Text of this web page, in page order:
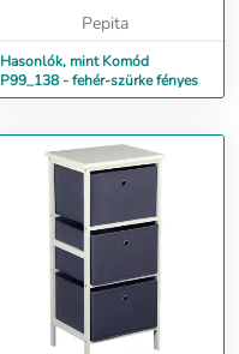
Pepita
Hasonlók, mint Komód
P99_138 - fehér-szürke fényes